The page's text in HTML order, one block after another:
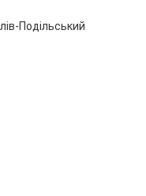
Подільський